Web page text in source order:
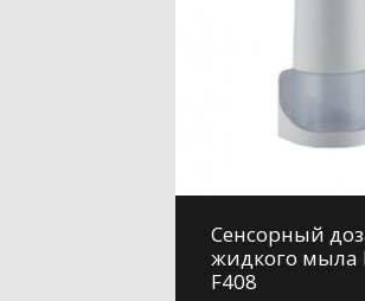
Cенсорный
жидкого мыла
F408